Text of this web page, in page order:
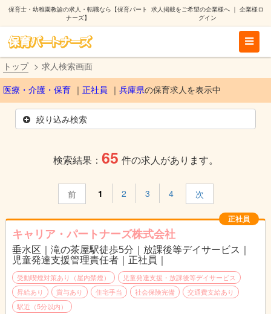
保育士・幼稚園教諭の求人・転職なら【保育パート
ナーズ】
求人掲載をご希望の企業様へ｜ 企業様ロ
グイン
トップ 求人検索画面
医療・介護・保育 正社員 兵庫県の保育求人を表示中
絞り込み検索
検索結果： 65 件の求人があります。
前 1 2 3 4 次
正社員
キャリア・パートナーズ株式会社
垂水区｜滝の茶屋駅徒歩5分｜放課後等デイサービス｜
児童発達支援管理責任者｜正社員｜
受動喫煙対策あり（屋内禁煙）
児童発達支援・放課後等デイサービス
昇給あり
賞与あり 住宅手当 社会保険完備
交通費支給あり
駅近（5分以内）